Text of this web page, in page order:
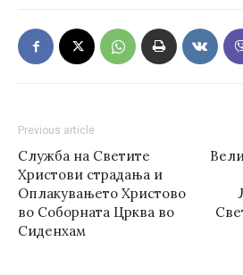
Previous article
Служба на Светите
Христови страдања и
Оплакувањето Христово
во Соборната Црква во
Сиденхам